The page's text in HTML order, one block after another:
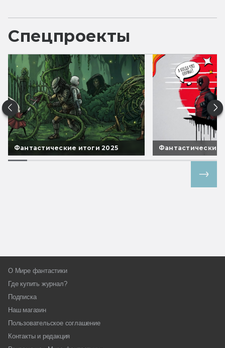
Спецпроекты
Фантастические итоги 2025 Фантастические
О Мире фантастики
Где купить журнал?
Подписка
Наш магазин
Пользовательское соглашение
Контакты и редакция